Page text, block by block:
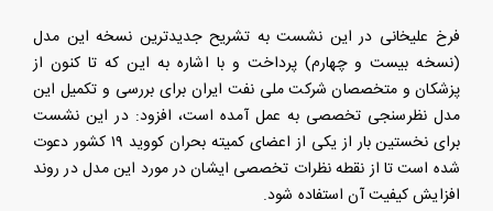
فرخ علیخانی در این نشست به تشریح جدیدترین نسخه این مدل
(نسخه بیست و چهارم) پرداخت و با اشاره به این که تا کنون از
پزشکان و متخصصان شرکت ملی نفت ایران برای بررسی و تکمیل این
مدل نظرسنجی تخصصی به عمل آمده است، افزود: در این نشست
برای نخستین بار از یکی از اعضای کمیته بحران کووید ۱۹ کشور دعوت
شده است تا از نقطه نظرات تخصصی ایشان در مورد این مدل در روند
افزایش کیفیت آن استفاده شود.